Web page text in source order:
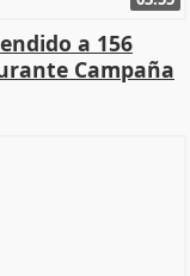
a 156
Campaña